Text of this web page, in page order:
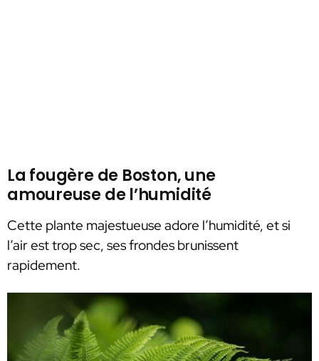
La fougère de Boston, une
amoureuse de l’humidité
Cette plante majestueuse adore l’humidité, et si
l’air est trop sec, ses frondes brunissent
rapidement.